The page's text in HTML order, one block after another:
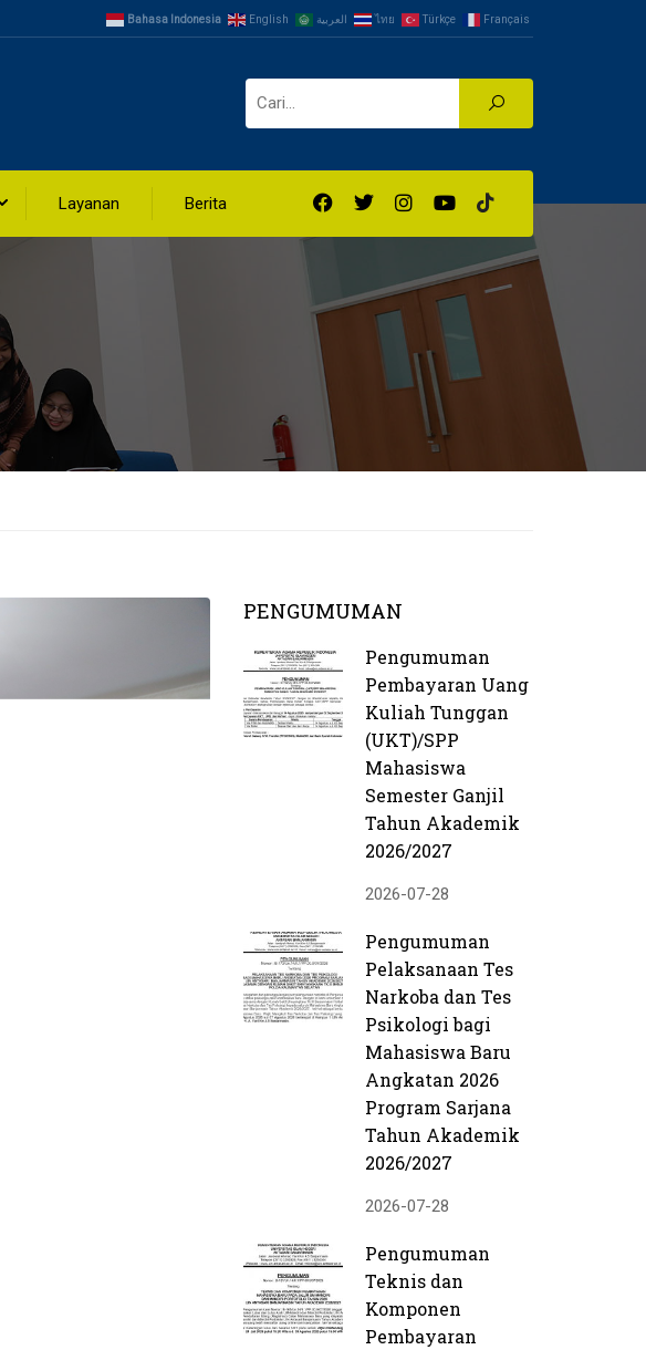
Bahasa Indonesia English العربية ไทย Türkçe Français
Layanan Berita
PENGUMUMAN
Pengumuman
Pembayaran Uang
Kuliah Tunggan
(UKT)/SPP
Mahasiswa
Semester Ganjil
Tahun Akademik
2026/2027
2026-07-28
Pengumuman
Pelaksanaan Tes
Narkoba dan Tes
Psikologi bagi
Mahasiswa Baru
Angkatan 2026
Program Sarjana
Tahun Akademik
2026/2027
2026-07-28
Pengumuman
Teknis dan
Komponen
Pembayaran